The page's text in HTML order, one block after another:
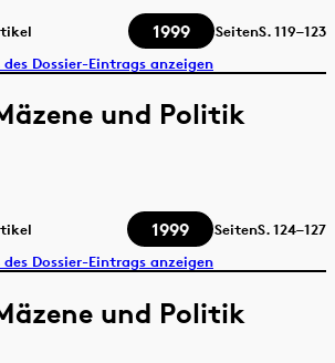
1999 SeitenS.119–123
Dossier-Eintrags anzeigen
und Politik
1999 SeitenS.124–127
Dossier-Eintrags anzeigen
und Politik